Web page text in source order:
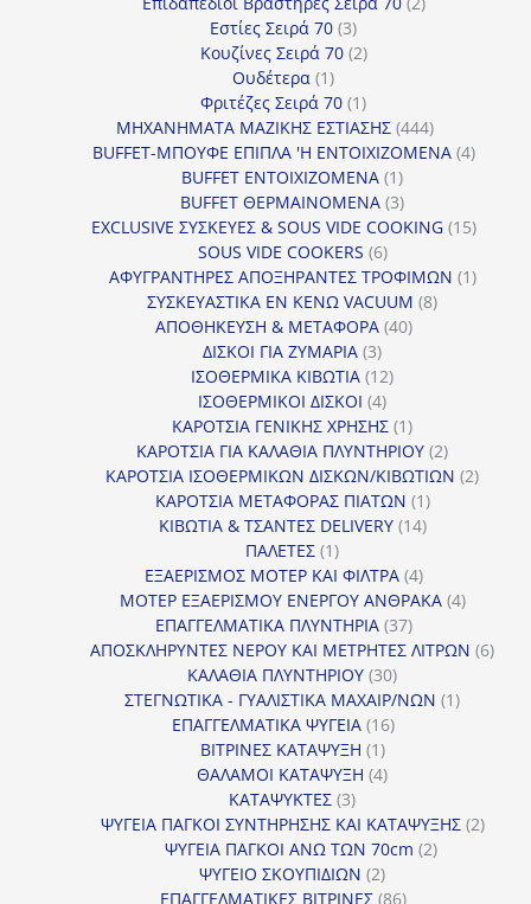
Εστίες Σειρά 70 33
προϊόντα
Κουζίνες Σειρά 70 22
Ουδέτερα 11
προϊόν
Φριτέζες Σειρά 70 11
προϊόν
ΜΗΧΑΝΗΜΑΤΑ ΜΑΖΙΚΗΣ ΕΣΤΙΑΣΗΣ 444444
προϊόντα
BUFFET-ΜΠΟΥΦΕ ΕΠΙΠΛΑ 'Η ΕΝΤΟΙΧΙΖΟΜΕΝΑ 44
BUFFET ΕΝΤΟΙΧΙΖΟΜΕΝΑ 11
προϊόν
BUFFET ΘΕΡΜΑΙΝΟΜΕΝΑ 33
προϊόντα
EXCLUSIVE ΣΥΣΚΕΥΕΣ & SOUS VIDE COOKING 1515
SOUS VIDE COOKERS 66
προϊόντα
ΑΦΥΓΡΑΝΤΗΡΕΣ ΑΠΟΞΗΡΑΝΤΕΣ ΤΡΟΦΙΜΩΝ 11
ΣΥΣΚΕΥΑΣΤΙΚΑ ΕΝ ΚΕΝΩ VACUUM 88
ΑΠΟΘΗΚΕΥΣΗ & ΜΕΤΑΦΟΡΑ 4040
ΔΙΣΚΟΙ ΓΙΑ ΖΥΜΑΡΙΑ 33
προϊόντα
ΙΣΟΘΕΡΜΙΚΑ ΚΙΒΩΤΙΑ 1212
ΙΣΟΘΕΡΜΙΚΟΙ ΔΙΣΚΟΙ 44
προϊόντα
ΚΑΡΟΤΣΙΑ ΓΕΝΙΚΗΣ ΧΡΗΣΗΣ 11
προϊόν
ΚΑΡΟΤΣΙΑ ΓΙΑ ΚΑΛΑΘΙΑ ΠΛΥΝΤΗΡΙΟΥ 22
προϊόντα
ΚΑΡΟΤΣΙΑ ΙΣΟΘΕΡΜΙΚΩΝ ΔΙΣΚΩΝ/ΚΙΒΩΤΙΩΝ 22
ΚΑΡΟΤΣΙΑ ΜΕΤΑΦΟΡΑΣ ΠΙΑΤΩΝ 11
προϊόν
ΚΙΒΩΤΙΑ & ΤΣΑΝΤΕΣ DELIVERY 1414
ΠΑΛΕΤΕΣ 11
προϊόν
ΕΞΑΕΡΙΣΜΟΣ ΜΟΤΕΡ ΚΑΙ ΦΙΛΤΡΑ 44
προϊόντα
ΜΟΤΕΡ ΕΞΑΕΡΙΣΜΟΥ ΕΝΕΡΓΟΥ ΑΝΘΡΑΚΑ 44
ΕΠΑΓΓΕΛΜΑΤΙΚΑ ΠΛΥΝΤΗΡΙΑ 3737
προϊόντα
ΑΠΟΣΚΛΗΡΥΝΤΕΣ ΝΕΡΟΥ ΚΑΙ ΜΕΤΡΗΤΕΣ ΛΙΤΡΩΝ 66
ΚΑΛΑΘΙΑ ΠΛΥΝΤΗΡΙΟΥ 3030
προϊόντα
ΣΤΕΓΝΩΤΙΚΑ - ΓΥΑΛΙΣΤΙΚΑ ΜΑΧΑΙΡ/ΝΩΝ 11
ΕΠΑΓΓΕΛΜΑΤΙΚΑ ΨΥΓΕΙΑ 1616
ΒΙΤΡΙΝΕΣ ΚΑΤΑΨΥΞΗ 11
προϊόν
ΘΑΛΑΜΟΙ ΚΑΤΑΨΥΞΗ 44
ΚΑΤΑΨΥΚΤΕΣ 33
προϊόντα
ΨΥΓΕΙΑ ΠΑΓΚΟΙ ΣΥΝΤΗΡΗΣΗΣ ΚΑΙ ΚΑΤΑΨΥΞΗΣ 22
ΨΥΓΕΙΑ ΠΑΓΚΟΙ ΑΝΩ ΤΩΝ 70cm 22
ΨΥΓΕΙΟ ΣΚΟΥΠΙΔΙΩΝ 22
προϊόντα
ΕΠΑΓΓΕΛΜΑΤΙΚΕΣ ΒΙΤΡΙΝΕΣ 8686